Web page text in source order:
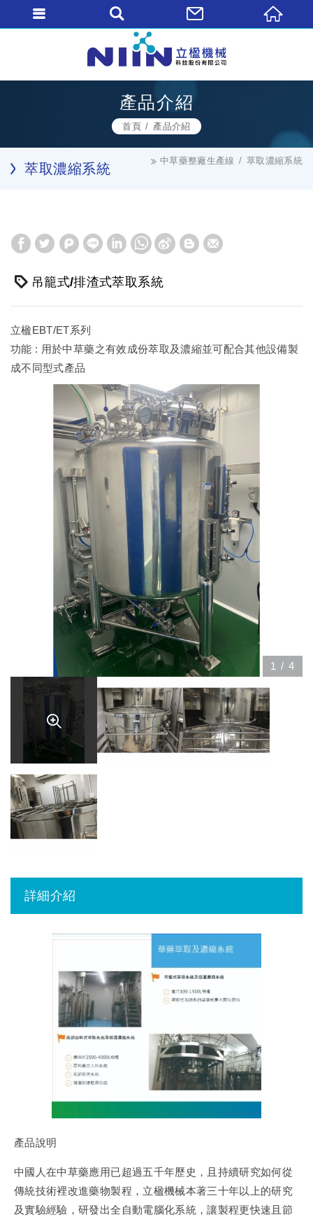
產品介紹
首頁 產品介紹
萃取濃縮系統
中草藥整廠生產線 萃取濃縮系統
吊籠式/排渣式萃取系統
立楹EBT/ET系列
功能 : 用於中草藥之有效成份萃取及濃縮並可配合其他設備製
成不同型式產品
1 / 4
詳細介紹
產品說明
中國人在中草藥應用已超過五千年歷史，且持續研究如何從
傳統技術裡改進藥物製程，立楹機械本著三十年以上的研究
及實驗經驗，研發出全自動電腦化系統，讓製程更快速且節